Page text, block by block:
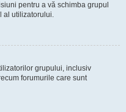
pentru a vă schimba grupul
al utilizatorului.
grupului, inclusiv
forumurile care sunt